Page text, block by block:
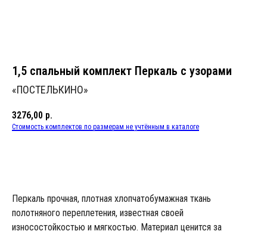
1,5 спальный комплект Перкаль с узорами
«ПОСТЕЛЬКИНО»
3276,00 р.
Стоимость комплектов по размерам не учтённым в каталоге
Перкаль прочная, плотная хлопчатобумажная ткань
полотняного переплетения, известная своей
износостойкостью и мягкостью. Материал ценится за